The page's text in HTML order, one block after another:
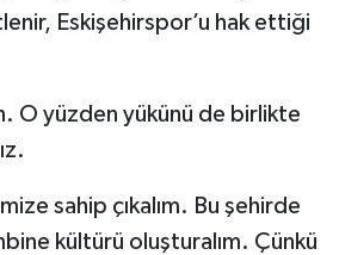
Eskişehirspor’u hak ettiği
O yüzden yükünü de birlikte
sahip çıkalım. Bu şehirde
kültürü oluşturalım. Çünkü